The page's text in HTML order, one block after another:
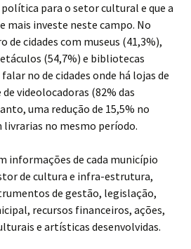
para o setor cultural e que a
mais investe neste campo. No
de cidades com museus (41,3%),
(54,7%) e bibliotecas
no de cidades onde há lojas de
de videolocadoras (82% das
uma redução de 15,5% no
livrarias no mesmo período.
informações de cada município
de cultura e infra-estrutura,
de gestão, legislação,
recursos financeiros, ações,
e artísticas desenvolvidas.